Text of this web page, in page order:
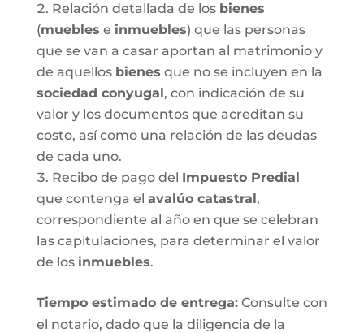
Relación detallada de los bienes
(muebles e inmuebles) que las personas
que se van a casar aportan al matrimonio y
de aquellos bienes que no se incluyen en la
sociedad conyugal, con indicación de su
valor y los documentos que acreditan su
costo, así como una relación de las deudas
de cada uno.
Recibo de pago del Impuesto Predial
que contenga el avalúo catastral,
correspondiente al año en que se celebran
las capitulaciones, para determinar el valor
de los inmuebles.
Tiempo estimado de entrega:Consulte con
el notario, dado que la diligencia de la